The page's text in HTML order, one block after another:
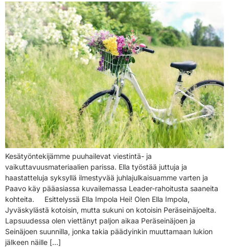
Kesätyöntekijämme puuhailevat viestintä- ja
vaikuttavuusmateriaalien parissa. Ella työstää juttuja ja
haastatteluja syksyllä ilmestyvää juhlajulkaisuamme varten ja
Paavo käy pääasiassa kuvailemassa Leader-rahoitusta saaneita
kohteita. Esittelyssä Ella Impola Hei! Olen Ella Impola,
Jyväskylästä kotoisin, mutta sukuni on kotoisin Peräseinäjoelta.
Lapsuudessa olen viettänyt paljon aikaa Peräseinäjoen ja
Seinäjoen suunnilla, jonka takia päädyinkin muuttamaan lukion
jälkeen näille […]